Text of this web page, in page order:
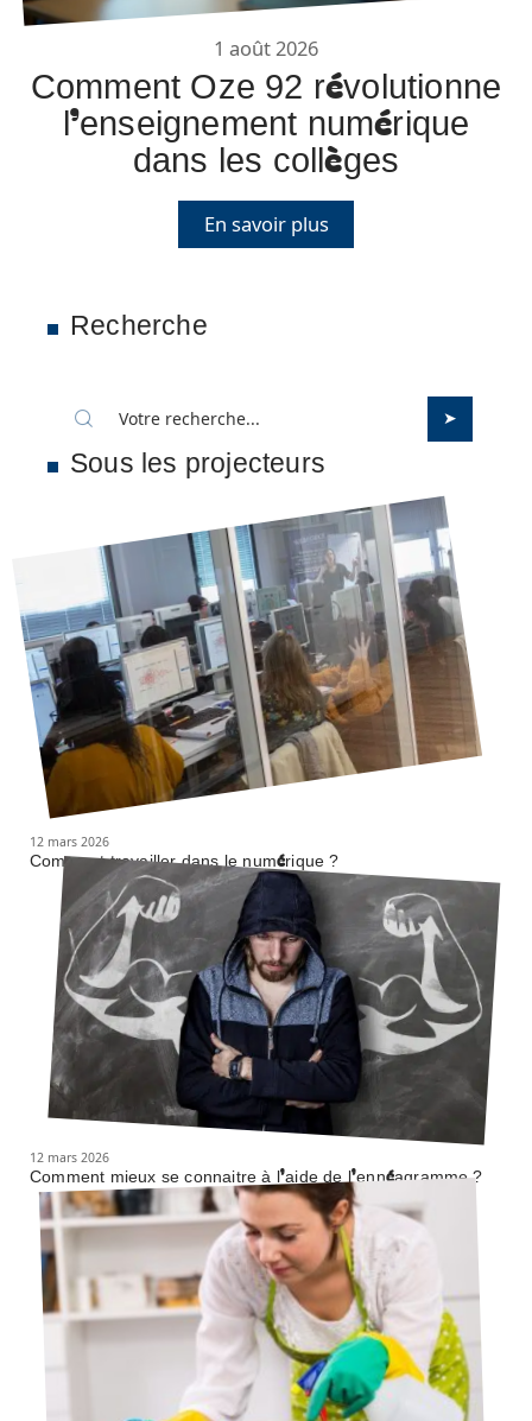
1 août 2026
Comment Oze 92 révolutionne
l’enseignement numérique
dans les collèges
En savoir plus
Recherche
Sous les projecteurs
12 mars 2026
Comment travailler dans le numérique ?
12 mars 2026
Comment mieux se connaitre à l’aide de l’ennéagramme ?